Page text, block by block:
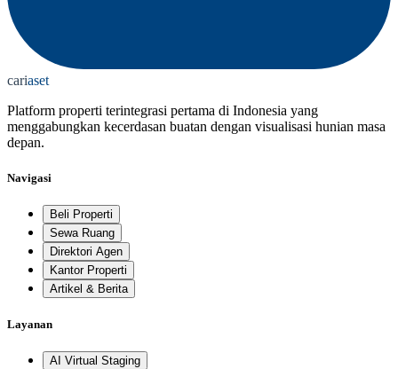
cariaset
Platform properti terintegrasi pertama di Indonesia yang
menggabungkan kecerdasan buatan dengan visualisasi hunian masa
depan.
Navigasi
Beli Properti
Sewa Ruang
Direktori Agen
Kantor Properti
Artikel & Berita
Layanan
AI Virtual Staging